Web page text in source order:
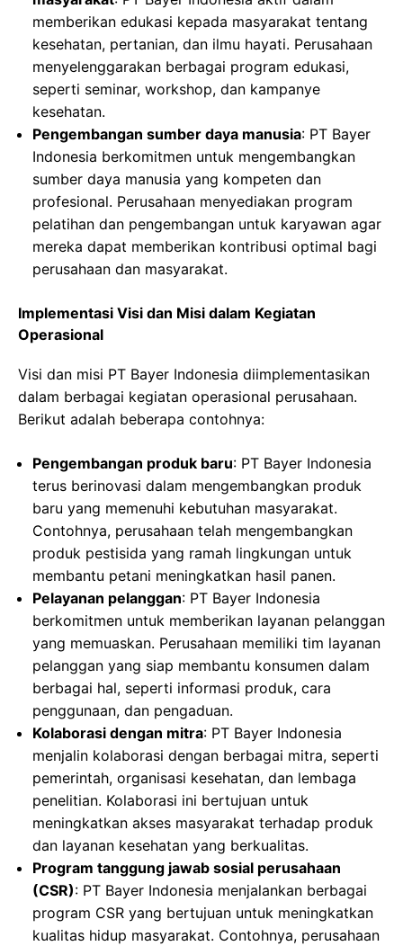
memberikan edukasi kepada masyarakat tentang
kesehatan, pertanian, dan ilmu hayati. Perusahaan
menyelenggarakan berbagai program edukasi,
seperti seminar, workshop, dan kampanye
kesehatan.
Pengembangan sumber daya manusia: PT Bayer
Indonesia berkomitmen untuk mengembangkan
sumber daya manusia yang kompeten dan
profesional. Perusahaan menyediakan program
pelatihan dan pengembangan untuk karyawan agar
mereka dapat memberikan kontribusi optimal bagi
perusahaan dan masyarakat.
Implementasi Visi dan Misi dalam Kegiatan
Operasional
Visi dan misi PT Bayer Indonesia diimplementasikan
dalam berbagai kegiatan operasional perusahaan.
Berikut adalah beberapa contohnya:
Pengembangan produk baru: PT Bayer Indonesia
terus berinovasi dalam mengembangkan produk
baru yang memenuhi kebutuhan masyarakat.
Contohnya, perusahaan telah mengembangkan
produk pestisida yang ramah lingkungan untuk
membantu petani meningkatkan hasil panen.
Pelayanan pelanggan: PT Bayer Indonesia
berkomitmen untuk memberikan layanan pelanggan
yang memuaskan. Perusahaan memiliki tim layanan
pelanggan yang siap membantu konsumen dalam
berbagai hal, seperti informasi produk, cara
penggunaan, dan pengaduan.
Kolaborasi dengan mitra: PT Bayer Indonesia
menjalin kolaborasi dengan berbagai mitra, seperti
pemerintah, organisasi kesehatan, dan lembaga
penelitian. Kolaborasi ini bertujuan untuk
meningkatkan akses masyarakat terhadap produk
dan layanan kesehatan yang berkualitas.
Program tanggung jawab sosial perusahaan
(CSR): PT Bayer Indonesia menjalankan berbagai
program CSR yang bertujuan untuk meningkatkan
kualitas hidup masyarakat. Contohnya, perusahaan